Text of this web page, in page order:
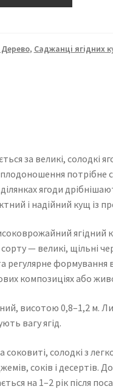
, Саджанці ягідних
за великі, солодкі
потрібне
ягоди
і надійний кущ із
ягідний
— великі, щільні
регулярне формування
композиціях або
висотою 0,8–1,2 м.
вагу ягід.
соковиті, солодкі з
соків і десертів.
на 1–2 рік після